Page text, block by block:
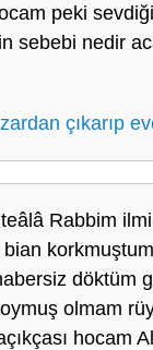
peki
sebebi nedir
çıkarıp
Rabbim
döktüm
olmam
hocam